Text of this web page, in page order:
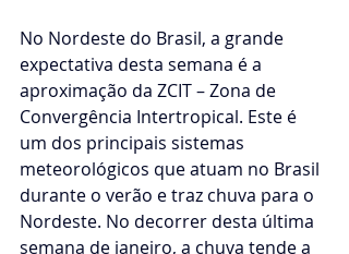
No Nordeste do Brasil, a grande
expectativa desta semana é a
aproximação da ZCIT – Zona de
Convergência Intertropical. Este é
um dos principais sistemas
meteorológicos que atuam no Brasil
durante o verão e traz chuva para o
Nordeste. No decorrer desta última
semana de janeiro, a chuva tende a